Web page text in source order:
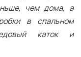
чем дома, а
в спальном
каток и